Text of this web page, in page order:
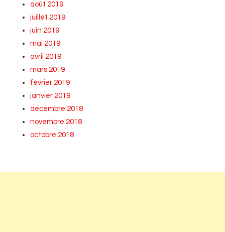
août 2019
juillet 2019
juin 2019
mai 2019
avril 2019
mars 2019
février 2019
janvier 2019
décembre 2018
novembre 2018
octobre 2018